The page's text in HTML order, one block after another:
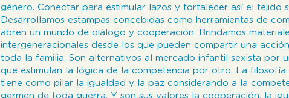
género. Conectar para estimular lazos y fortalecer así el tejido
Desarrollamos estampas concebidas como herramientas de
abren un mundo de diálogo y cooperación. Brindamos
intergeneracionales desde los que pueden compartir una
toda la familia. Son alternativos al mercado infantil sexista por
que estimulan la lógica de la competencia por otro. La filosofía
tiene como pilar la igualdad y la paz considerando a la
germen de toda guerra. Y son sus valores la cooperación, la